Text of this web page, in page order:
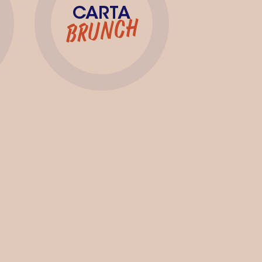
CARTA
BRUNCH